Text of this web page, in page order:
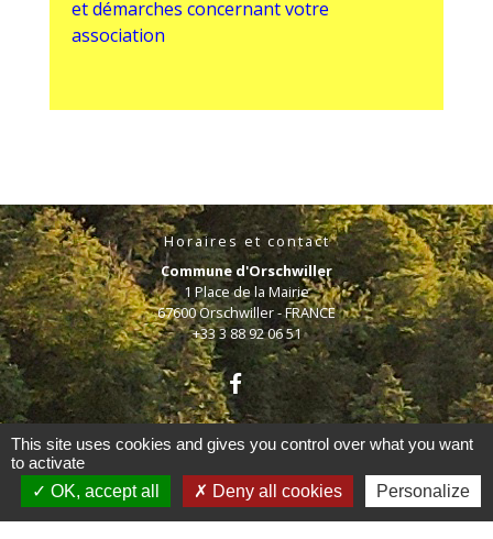
et démarches concernant votre
association
Horaires et contact
Commune d'Orschwiller
1 Place de la Mairie
67600 Orschwiller - FRANCE
+33 3 88 92 06 51
Mentions légales - Politique de confidentialité -
Accessibilité - Plan du site - Gestion des cookies
This site uses cookies and gives you control over what you want
to activate
OK, accept all
Deny all cookies Personalize